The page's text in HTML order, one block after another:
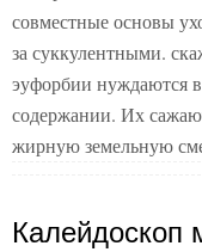
совместные основы
за суккулентными.
эуфорбии нуждаются
содержании. Их
жирную земельную